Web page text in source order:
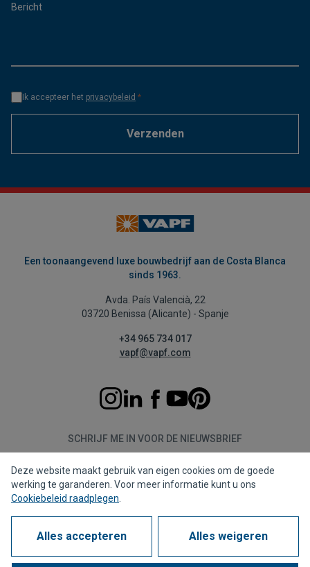
Bericht
Ik accepteer het privacybeleid *
Verzenden
Een toonaangevend luxe bouwbedrijf aan de Costa Blanca
sinds 1963.
Avda. País Valencià, 22
03720 Benissa (Alicante) - Spanje
+34 965 734 017
vapf@vapf.com
SCHRIJF ME IN VOOR DE NIEUWSBRIEF
Aanmelden
PrivacybeleidCookiebeleid
Juridische kennisgeving
MeldkanaalCorporate compliance
Deze website maakt gebruik van eigen cookies om de goede
werking te garanderen. Voor meer informatie kunt u ons
Cookiebeleid raadplegen
Alles accepteren Alles weigeren